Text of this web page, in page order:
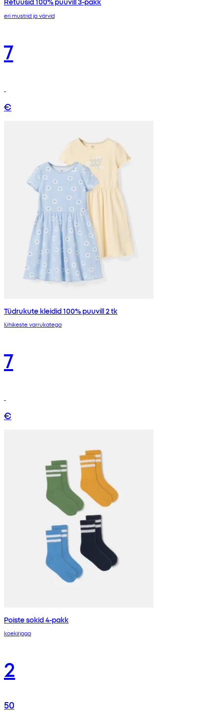
eri mustrid ja värvid
7
€
Tüdrukute kleidid 100% puuvill 2 tk
lühikeste varrukatega
7
€
Poiste sokid 4-pakk
koekirjaga
2
50